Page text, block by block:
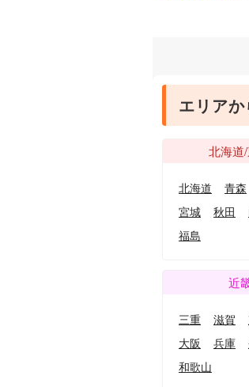
エリア
北海道
北海道 青森
宮城
秋田
福島
近
三重 滋賀
大阪
兵庫
和歌山